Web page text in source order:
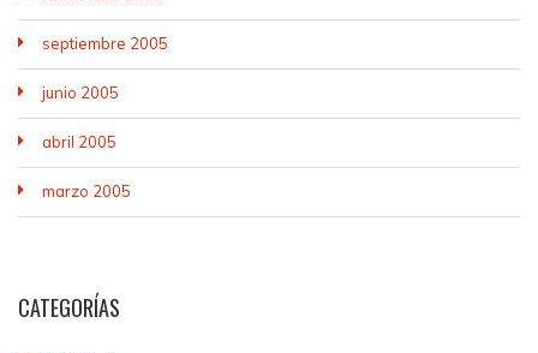
septiembre 2005
junio 2005
abril 2005
marzo 2005
CATEGORÍAS